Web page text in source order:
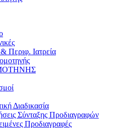
Περιφ. Ιατρεία
Διαδικασία
Σύνταξης Προδιαγραφών
Προδιαγραφές